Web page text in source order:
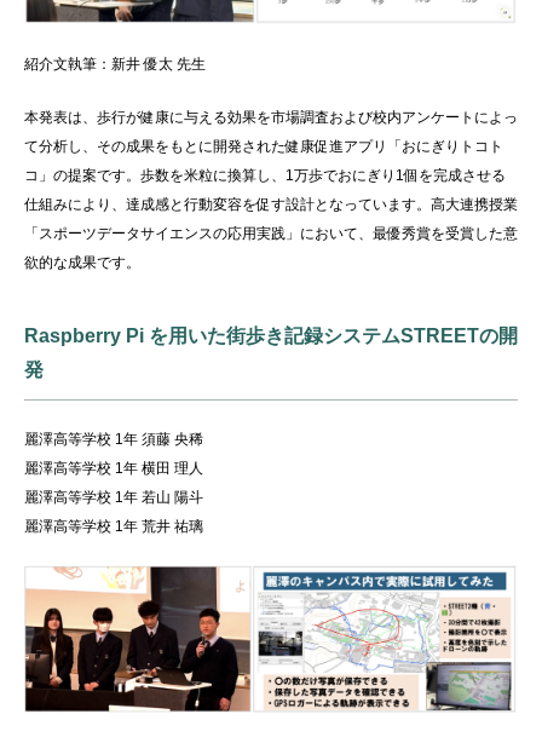
紹介文執筆： 新井 優太 先生
本発表は、歩行が健康に与える効果を市場調査および校内アンケートによっ
て分析し、その成果をもとに開発された健康促進アプリ「おにぎりトコト
コ」の提案です。歩数を米粒に換算し、1万歩でおにぎり1個を完成させる
仕組みにより、達成感と行動変容を促す設計となっています。高大連携授業
「スポーツデータサイエンスの応用実践」において、最優秀賞を受賞した意
欲的な成果です。
Raspberry Pi を用いた街歩き記録システムSTREETの開
発
麗澤高等学校 1年 須藤 央稀
麗澤高等学校 1年 横田 理人
麗澤高等学校 1年 若山 陽斗
麗澤高等学校 1年 荒井 祐璃